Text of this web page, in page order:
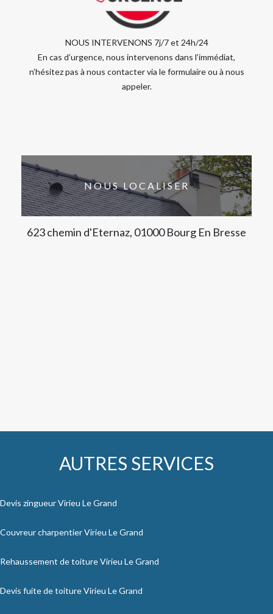
NOUS INTERVENONS 7j/7 et 24h/24
En cas d’urgence, nous intervenons dans l’immédiat,
n’hésitez pas à nous contacter via le formulaire ou à nous
appeler.
NOUS LOCALISER
623 chemin d'Eternaz, 01000 Bourg En Bresse
AUTRES SERVICES
Devis zingueur Virieu Le Grand
Couvreur charpentier Virieu Le Grand
Rehaussement de toiture Virieu Le Grand
Devis fuite de toiture Virieu Le Grand